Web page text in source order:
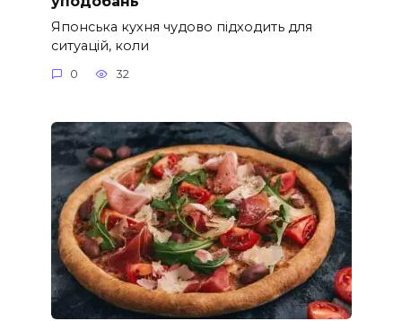
Японська кухня чудово підходить для
ситуацій, коли
0 32